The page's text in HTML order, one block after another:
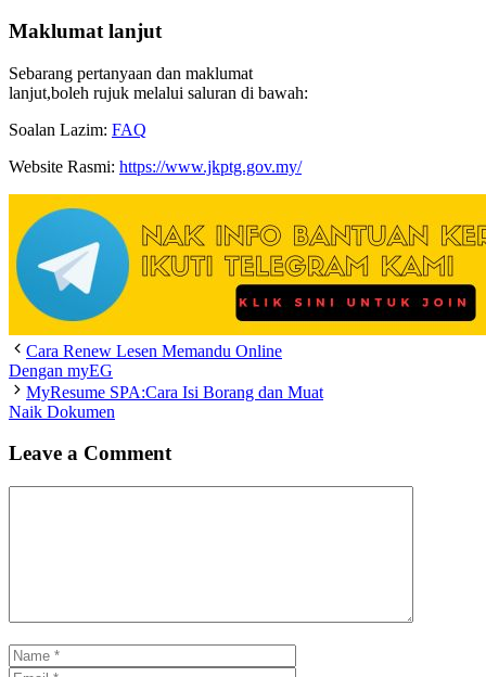
Maklumat lanjut
Sebarang pertanyaan dan maklumat
lanjut,boleh rujuk melalui saluran di bawah:
Soalan Lazim: FAQ
Website Rasmi: https://www.jkptg.gov.my/
Cara Renew Lesen Memandu Online
Dengan myEG
MyResume SPA:Cara Isi Borang dan Muat
Naik Dokumen
Leave a Comment
Name